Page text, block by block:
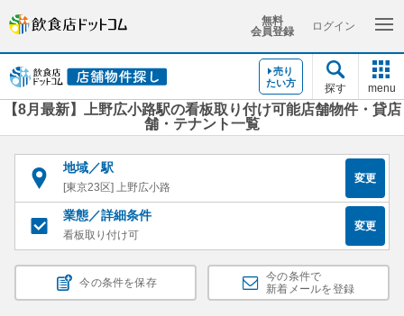
無料
会員登録
ログイン
売り
たい方
探す menu
【8月最新】上野広小路駅の看板取り付け可能店舗物件・貸店
舗・テナント一覧
地域／駅
[東京23区] 上野広小路
変更
業態／詳細条件
看板取り付け可
変更
今の条件を保存
今の条件で
新着メールを登録